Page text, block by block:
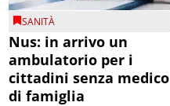
SANITÀ
Nus: in arrivo un
ambulatorio per i
cittadini senza medico
di famiglia